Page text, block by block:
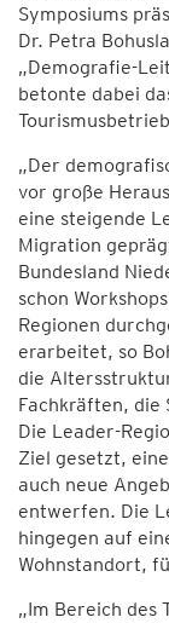
Symposiums
Dr. Petra
„Demografie-
betonte dabei
„Der
vor große
eine steigende
Migration
Bundesland
schon
Regionen
erarbeitet, so
die
Fachkräften, die
Die Leader-
Ziel gesetzt,
auch neue
entwerfen. Die
hingegen auf
Wohnstandort,
„Im Bereich des